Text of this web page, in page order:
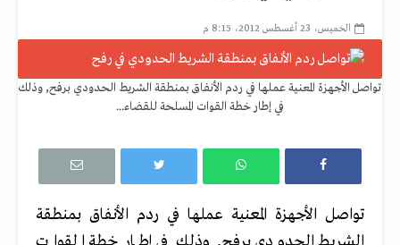
الخميس، 23 أغسطس 2012، 8:15 م
تواصل الأجهزة المعنية عملها في ردم الأنفاق بمنطقة الشريط الحدودي برفح, وذلك
في إطار خطة القوات المسلحة للقضاء...
تواصل الأجهزة المعنية عملها في ردم الأنفاق بمنطقة